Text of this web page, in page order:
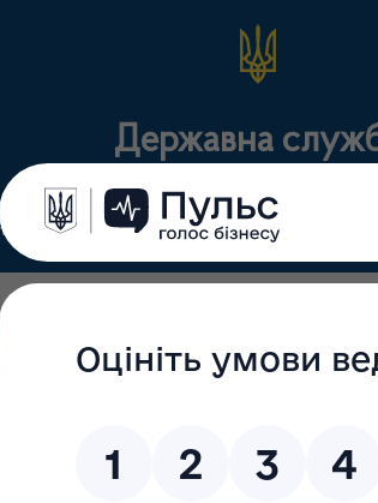
Державна
документи Для
торгівля
імпорт
(крім АФІ)
нагляд
(контроль)
аптечних та лікувально-профілактичних